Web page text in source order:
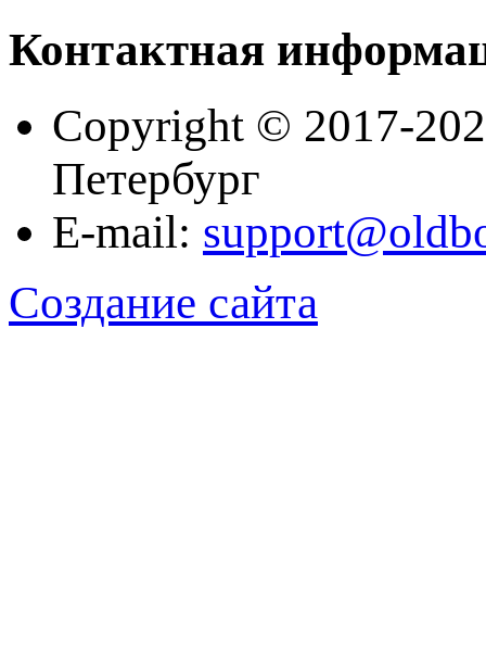
Контактная
Copyright © 2017-
Петербург
E-mail:
Создание сайта